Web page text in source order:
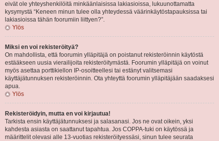
eivät ole yhteyshenkilöitä minkäänlaisissa lakiasioissa, lukuunottamatta
kysymystä “Keneen minun tulee olla yhteydessä väärinkäytöstapauksissa tai
lakiasioissa tähän foorumiin liittyen?”.
Ylös
Miksi en voi rekisteröityä?
On mahdollista, että foorumin ylläpitäjä on poistanut rekisteröinnin käytöstä
estääkseen uusia vierailijoita rekisteröitymästä. Foorumin ylläpitäjä on voinut
myös asettaa porttikiellon IP-osoitteellesi tai estänyt valitsemasi
käyttäjätunnuksen rekisteröinnin. Ota yhteyttä foorumin ylläpitäjään saadaksesi
apua.
Ylös
Rekisteröidyin, mutta en voi kirjautua!
Tarkista ensin käyttäjätunnuksesi ja salasanasi. Jos ne ovat oikein, yksi
kahdesta asiasta on saattanut tapahtua. Jos COPPA-tuki on käytössä ja
määrittelit olevasi alle 13-vuotias rekisteröityessäsi, sinun tulee seurata